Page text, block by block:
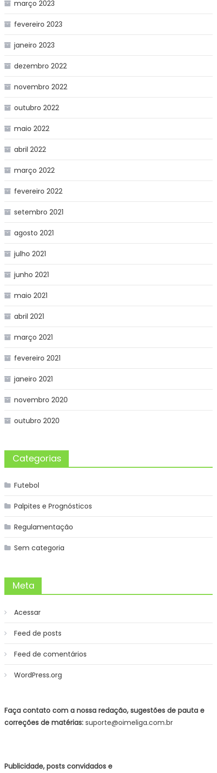
março 2023
fevereiro 2023
janeiro 2023
dezembro 2022
novembro 2022
outubro 2022
maio 2022
abril 2022
março 2022
fevereiro 2022
setembro 2021
agosto 2021
julho 2021
junho 2021
maio 2021
abril 2021
março 2021
fevereiro 2021
janeiro 2021
novembro 2020
outubro 2020
Categorias
Futebol
Palpites e Prognósticos
Regulamentação
Sem categoria
Meta
Acessar
Feed de posts
Feed de comentários
WordPress.org
Faça contato com a nossa redação, sugestões de pauta e
correções de matérias:suporte@oimeliga.com.br
Publicidade, posts convidados e